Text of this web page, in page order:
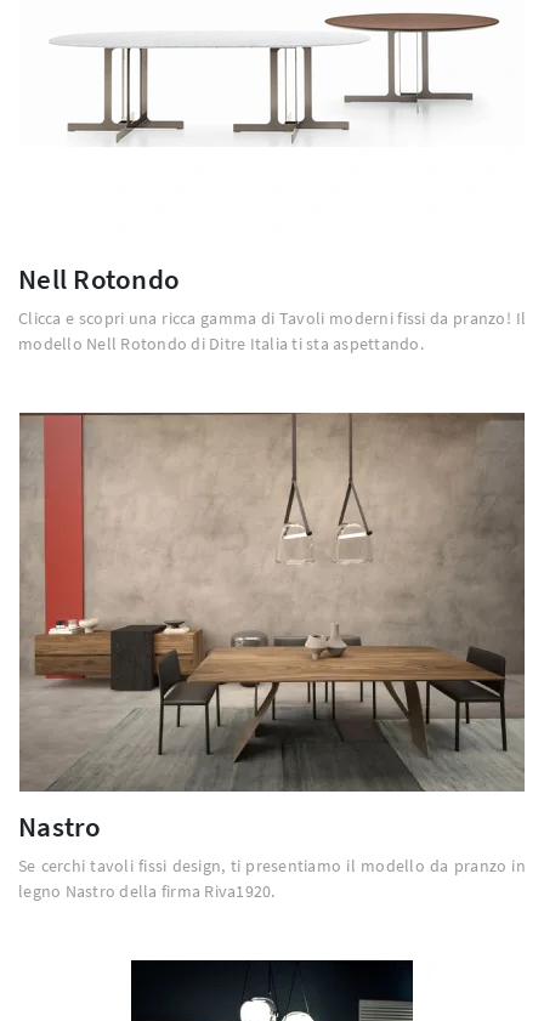
Nell Rotondo
Clicca e scopri una ricca gamma di Tavoli moderni fissi da pranzo! Il
modello Nell Rotondo di Ditre Italia ti sta aspettando.
Nastro
Se cerchi tavoli fissi design, ti presentiamo il modello da pranzo in
legno Nastro della firma Riva1920.